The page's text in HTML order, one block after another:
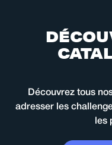
DÉCOU
CATA
Découvrez tous
adresser les
les